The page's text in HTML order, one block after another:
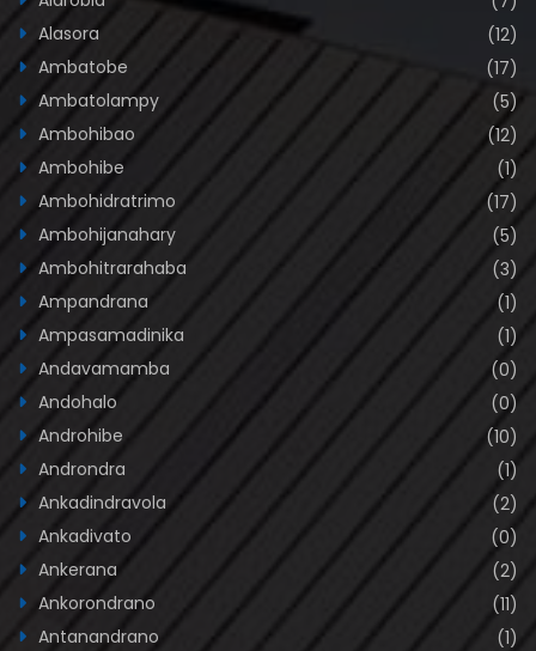
Alasora
(12)
Ambatobe
(17)
Ambatolampy
(5)
Ambohibao
(12)
Ambohibe
(1)
Ambohidratrimo
(17)
Ambohijanahary
(5)
Ambohitrarahaba
(3)
Ampandrana
(1)
Ampasamadinika
(1)
Andavamamba
(0)
Andohalo
(0)
Androhibe
(10)
Androndra
(1)
Ankadindravola
(2)
Ankadivato
(0)
Ankerana
(2)
Ankorondrano
(11)
Antanandrano
(1)